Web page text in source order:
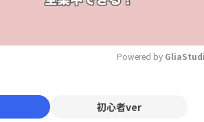
Powered by
初心者ver